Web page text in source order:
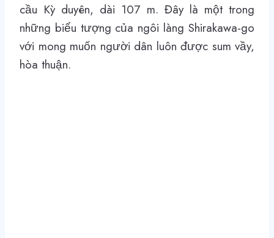
cầu Kỳ duyên, dài 107 m. Đây là một trong
những biểu tượng của ngôi làng Shirakawa-go
với mong muốn người dân luôn được sum vầy,
hòa thuận.